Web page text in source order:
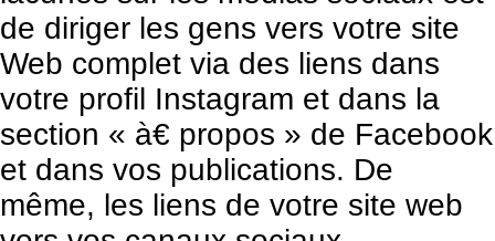
de diriger les gens vers votre site
Web complet via des liens dans
votre profil Instagram et dans la
section « à€ propos » de Facebook
et dans vos publications. De
même, les liens de votre site web